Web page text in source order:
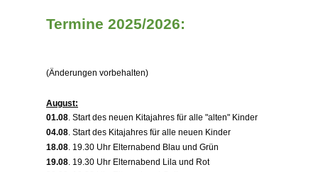
Termine 2025/2026:
(Änderungen vorbehalten)
August:
01.08 . Start des neuen Kitajahres für alle "alten" Kinder
04.08 . Start des Kitajahres für alle neuen Kinder
18.08 . 19.30 Uhr Elternabend Blau und Grün
19.08 . 19.30 Uhr Elternabend Lila und Rot